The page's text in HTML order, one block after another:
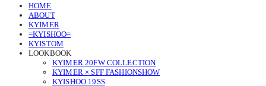
HOME
ABOUT
KYIMER
=KYISHOO=
KYISTOM
LOOKBOOK
KYIMER 20FW COLLECTION
KYIMER × SFF FASHIONSHOW
KYISHOO 19SS